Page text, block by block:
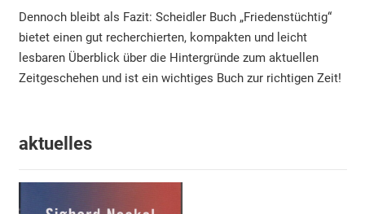
Dennoch bleibt als Fazit: Scheidler Buch „Friedenstüchtig“
bietet einen gut recherchierten, kompakten und leicht
lesbaren Überblick über die Hintergründe zum aktuellen
Zeitgeschehen und ist ein wichtiges Buch zur richtigen Zeit!
aktuelles